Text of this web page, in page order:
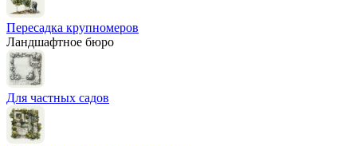
Пересадка крупномеров
Ландшафтное бюро
Для частных садов